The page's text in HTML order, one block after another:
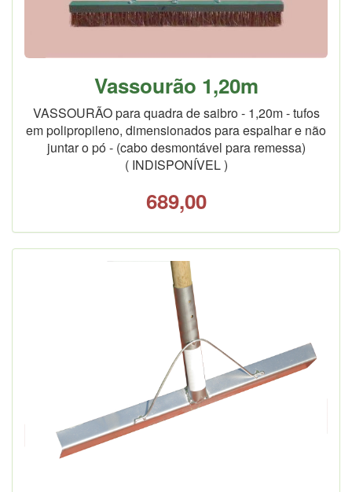
Vassourão 1,20m
VASSOURÃO para quadra de saibro - 1,20m - tufos
em polipropileno, dimensionados para espalhar e não
juntar o pó - (cabo desmontável para remessa)
( INDISPONÍVEL )
689,00